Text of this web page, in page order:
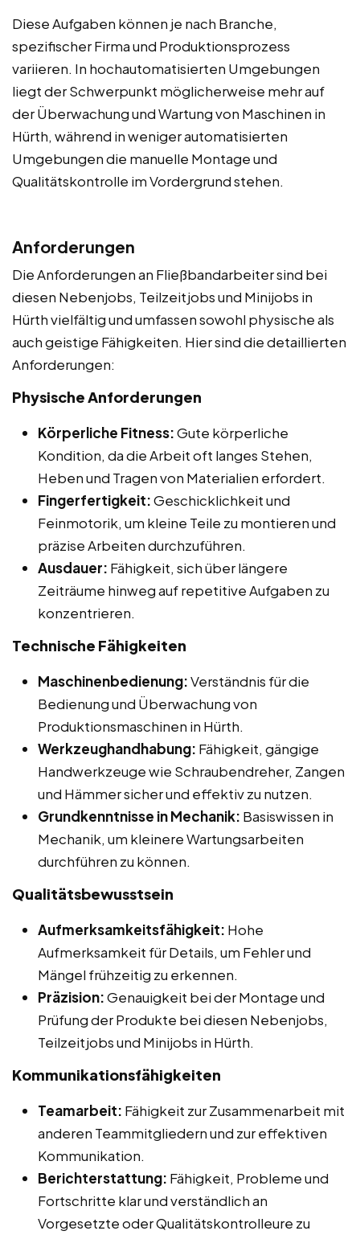
Diese Aufgaben können je nach Branche,
spezifischer Firma und Produktionsprozess
variieren. In hochautomatisierten Umgebungen
liegt der Schwerpunkt möglicherweise mehr auf
der Überwachung und Wartung von Maschinen in
Hürth, während in weniger automatisierten
Umgebungen die manuelle Montage und
Qualitätskontrolle im Vordergrund stehen.
Anforderungen
Die Anforderungen an Fließbandarbeiter sind bei
diesen Nebenjobs, Teilzeitjobs und Minijobs in
Hürth vielfältig und umfassen sowohl physische als
auch geistige Fähigkeiten. Hier sind die detaillierten
Anforderungen:
Physische Anforderungen
Körperliche Fitness:Gute körperliche
Kondition, da die Arbeit oft langes Stehen,
Heben und Tragen von Materialien erfordert.
Fingerfertigkeit:Geschicklichkeit und
Feinmotorik, um kleine Teile zu montieren und
präzise Arbeiten durchzuführen.
Ausdauer: Fähigkeit, sich über längere
Zeiträume hinweg auf repetitive Aufgaben zu
konzentrieren.
Technische Fähigkeiten
Maschinenbedienung:Verständnis für die
Bedienung und Überwachung von
Produktionsmaschinen in Hürth.
Werkzeughandhabung: Fähigkeit, gängige
Handwerkzeuge wie Schraubendreher, Zangen
und Hämmer sicher und effektiv zu nutzen.
Grundkenntnisse in Mechanik: Basiswissen in
Mechanik, um kleinere Wartungsarbeiten
durchführen zu können.
Qualitätsbewusstsein
Aufmerksamkeitsfähigkeit: Hohe
Aufmerksamkeit für Details, um Fehler und
Mängel frühzeitig zu erkennen.
Präzision:Genauigkeit bei der Montage und
Prüfung der Produkte bei diesen Nebenjobs,
Teilzeitjobs und Minijobs in Hürth.
Kommunikationsfähigkeiten
Teamarbeit: Fähigkeit zur Zusammenarbeit mit
anderen Teammitgliedern und zur effektiven
Kommunikation.
Berichterstattung: Fähigkeit, Probleme und
Fortschritte klar und verständlich an
Vorgesetzte oder Qualitätskontrolleure zu